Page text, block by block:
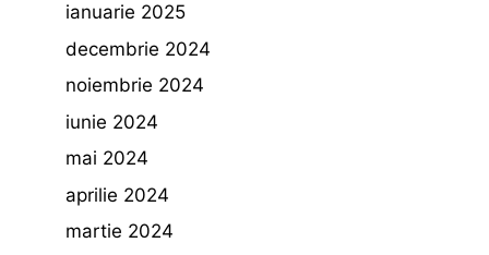
ianuarie 2025
decembrie 2024
noiembrie 2024
iunie 2024
mai 2024
aprilie 2024
martie 2024